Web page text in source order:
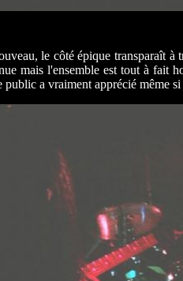
le côté épique transparaît
mais l'ensemble est tout à fait
public a vraiment apprécié même